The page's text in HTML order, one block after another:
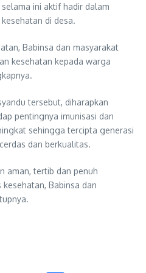
ini aktif hadir dalam
di desa.
Babinsa dan masyarakat
kesehatan kepada warga
tersebut, diharapkan
pentingnya imunisasi dan
sehingga tercipta generasi
dan berkualitas.
aman, tertib dan penuh
Babinsa dan